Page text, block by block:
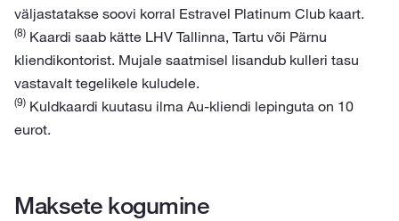
väljastatakse soovi korral Estravel Platinum Club kaart.
(8) Kaardi saab kätte LHV Tallinna, Tartu või Pärnu
kliendikontorist. Mujale saatmisel lisandub kulleri tasu
vastavalt tegelikele kuludele.
(9) Kuldkaardi kuutasu ilma Au-kliendi lepinguta on 10
eurot.
Maksete kogumine